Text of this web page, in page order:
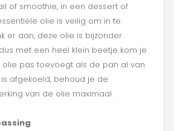
of smoothie, in een dessert of
olie is veilig om in te
er aan, deze olie is bijzonder
met een heel klein beetje kom je
olie pas toevoegt als de pan al van
afgekoeld, behoud je de
van de olie maximaal.